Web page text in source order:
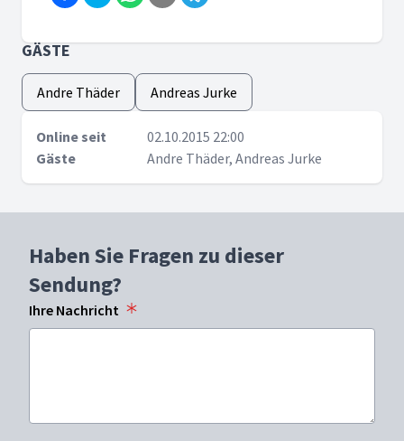
GÄSTE
Andre Thäder Andreas Jurke
Online seit
02.10.2015 22:00
Gäste
Andre Thäder, Andreas Jurke
Haben Sie Fragen zu dieser
Sendung?
Ihre Nachricht